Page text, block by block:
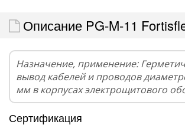
Описание PG-M-11
Назначение, применение:
вывод кабелей и проводов
мм в корпусах электрощитового
Сертификация